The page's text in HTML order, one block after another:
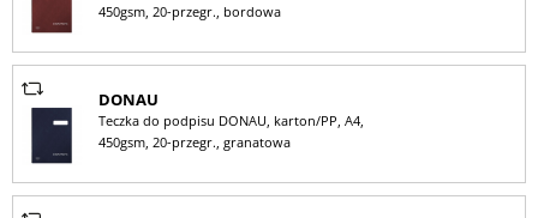
450gsm, 20-przegr., bordowa
DONAU
Teczka do podpisu DONAU, karton/PP, A4,
450gsm, 20-przegr., granatowa